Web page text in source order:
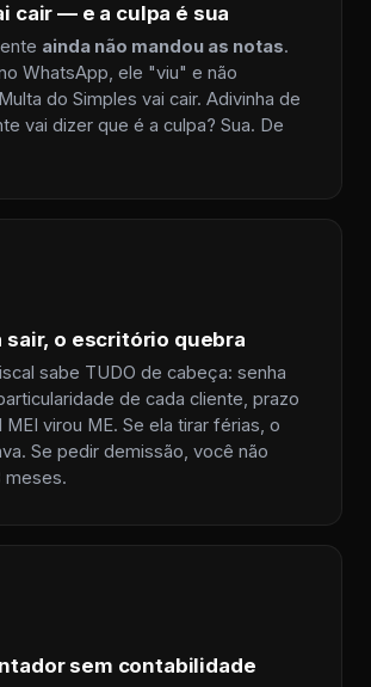
cair — e a culpa é sua
ainda não mandou as notas.
WhatsApp, ele "viu" e não
do Simples vai cair. Adivinha de
vai dizer que é a culpa? Sua. De
sair, o escritório quebra
sabe TUDO de cabeça: senha
de cada cliente, prazo
MEI virou ME. Se ela tirar férias, o
Se pedir demissão, você não
meses.
sem contabilidade